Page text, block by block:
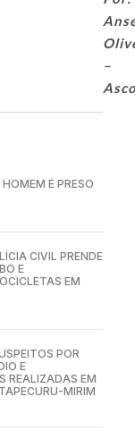
–
É PRESO
CIVIL PRENDE
E
EM
POR
E
REALIZADAS EM
MIRIM